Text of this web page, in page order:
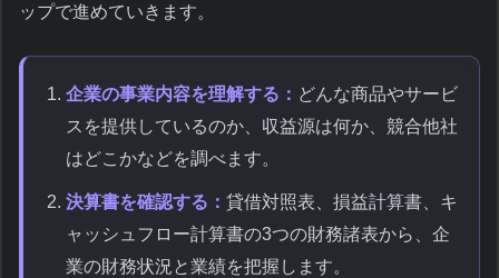
ップで進めていきます。
企業の事業内容を理解する： どんな商品やサービ
スを提供しているのか、収益源は何か、競合他社
はどこかなどを調べます。
決算書を確認する： 貸借対照表、損益計算書、キ
ャッシュフロー計算書の3つの財務諸表から、企
業の財務状況と業績を把握します。